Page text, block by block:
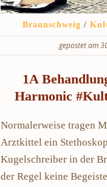
Braunschweig /
gepostet am
1A
Harmonic
Normalerweise tragen
Arztkittel ein
Kugelschreiber in der
der Regel keine